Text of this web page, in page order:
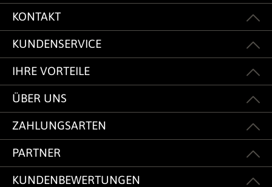
KONTAKT
KUNDENSERVICE
IHRE VORTEILE
ÜBER UNS
ZAHLUNGSARTEN
PARTNER
KUNDENBEWERTUNGEN